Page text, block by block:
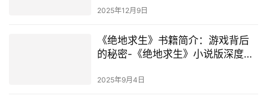
2025年12月9日
《绝地求生》书籍简介：游戏背后
的秘密-《绝地求生》小说版深度解
2025年9月4日